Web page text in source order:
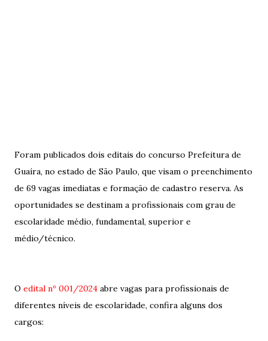
Foram publicados dois editais do concurso Prefeitura de
Guaíra, no estado de São Paulo, que visam o preenchimento
de 69 vagas imediatas e formação de cadastro reserva. As
oportunidades se destinam a profissionais com grau de
escolaridade médio, fundamental, superior e
médio/técnico.
O edital nº 001/2024 abre vagas para profissionais de
diferentes níveis de escolaridade, confira alguns dos
cargos: